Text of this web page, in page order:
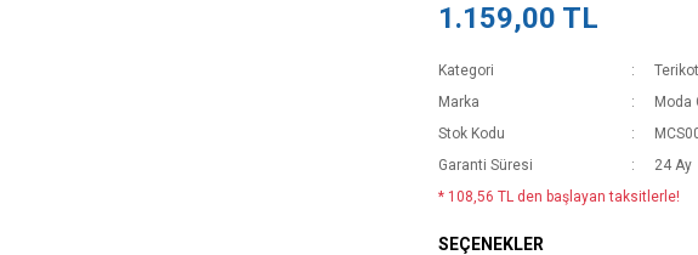
1.159,00 TL
Kategori
Marka
Moda
Stok Kodu
Garanti Süresi
24 Ay
* 108,56 TL den başlayan taksitlerle!
SEÇENEKLER